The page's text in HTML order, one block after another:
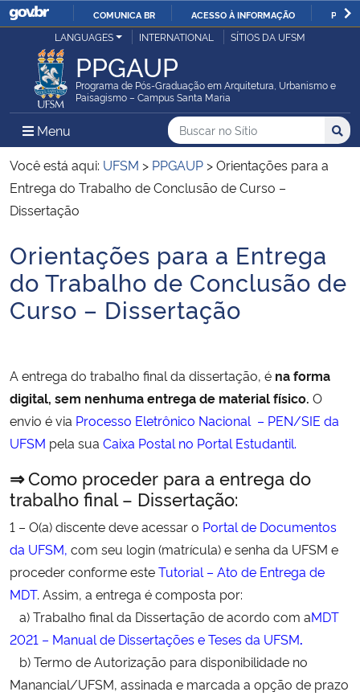
IR
O
CONTEÚDO
COMUNICA BR ACESSO À INFORMAÇÃO
Ministério da Justiça e Segurança Pública
Ministério da Defesa
Ministério das Relações Exteriores
Ministério da Economia
Ministério da Infraestrutura
Ministério da Agricultura, Pecuária e Abastecimento
Ministério da Cidadania
Ministério da Saúde
Ministério da Ciência, Tecnologia, Inovações e Comunicações
Ministério do Meio Ambiente
Ministério do Desenvolvimento Regional
Controladoria-Geral da União
LANGUAGES INTERNATIONAL SÍTIOS DA UFSM
PPGAUP
Programa de Pós-Graduação em Arquitetura, Urbanismo e
Paisagismo – Campus Santa Maria
Menu Menu Principal do Sítio
Busca
Buscar no no Sítio
Busca:
Você está aqui: UFSM > PPGAUP >Orientações para a
Entrega do Trabalho de Conclusão de Curso –
Dissertação
Início do conteúdo
Orientações para a Entrega
do Trabalho de Conclusão de
Curso – Dissertação
A entrega do trabalho final da dissertação, é na forma
digital, sem nenhuma entrega de material físico. O
envio é via Processo Eletrônico Nacional – PEN/SIE da
UFSM pela sua Caixa Postal no Portal Estudantil.
⇒Como proceder para a entrega do
trabalho final – Dissertação:
1 – O(a) discente deve acessar o Portal de Documentos
da UFSM, com seu login (matrícula) e senha da UFSM e
proceder conforme esteTutorial – Ato de Entrega de
MDT. Assim, a entrega é composta por:
a) Trabalho final da Dissertação de acordo com aMDT
2021 – Manual de Dissertações e Teses da UFSM.
b) Termo de Autorização para disponibilidade no
Manancial/UFSM, assinada e marcada a opção de prazo